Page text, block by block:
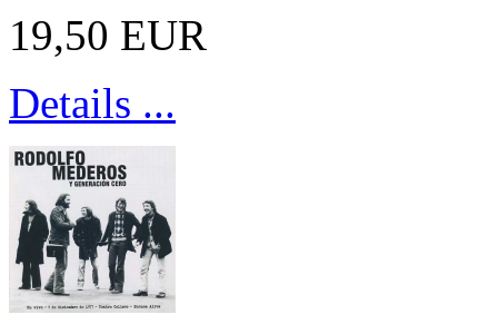
19,50 EUR
Details ...